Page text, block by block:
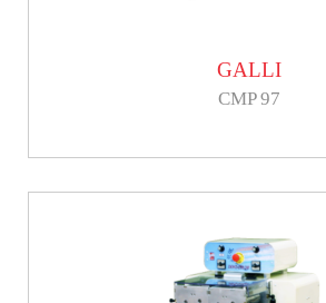
GALLI
CMP 97